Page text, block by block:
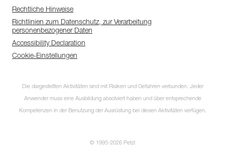
Rechtliche Hinweise
Richtlinien zum Datenschutz, zur Verarbeitung
personenbezogener Daten
Accessibility Declaration
Cookie-Einstellungen
Die dargestellten Aktivitäten sind mit Risiken und Gefahren verbunden. Jeder
Anwender muss eine Ausbildung absolviert haben und über entsprechende
Kompetenzen in der Benutzung der Ausrüstung bei diesen Aktivitäten verfügen.
© 1995-2026 Petzl